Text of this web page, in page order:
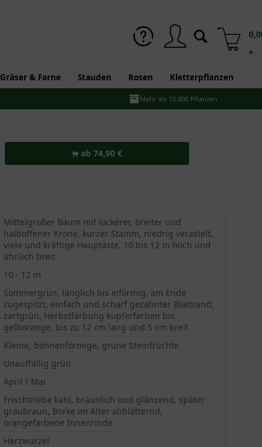
*
Gräser & Farne Stauden Rosen Kletterpflanzen
Mehr als 10.000 Pflanzen
ab 74,90 €
Mittelgroßer Baum mit lockerer, breiter und
halboffener Krone, kurzer Stamm, niedrig verästelt,
viele und kräftige Hauptäste, 10 bis 12 m hoch und
ähnlich breit
10 - 12 m
Sommergrün, länglich bis eiförmig, am Ende
zugespitzt, einfach und scharf gezahnter Blattrand,
zartgrün, Herbstfärbung kupferfarben bis
gelborange, bis zu 12 cm lang und 5 cm breit
Kleine, bohnenförmige, grüne Steinfrüchte
Unauffällig grün
April / Mai
Frischtriebe kahl, bräunlich und glänzend, später
graubraun, Borke im Alter abblätternd,
orangefarbene Innenrinde
Herzwurzel